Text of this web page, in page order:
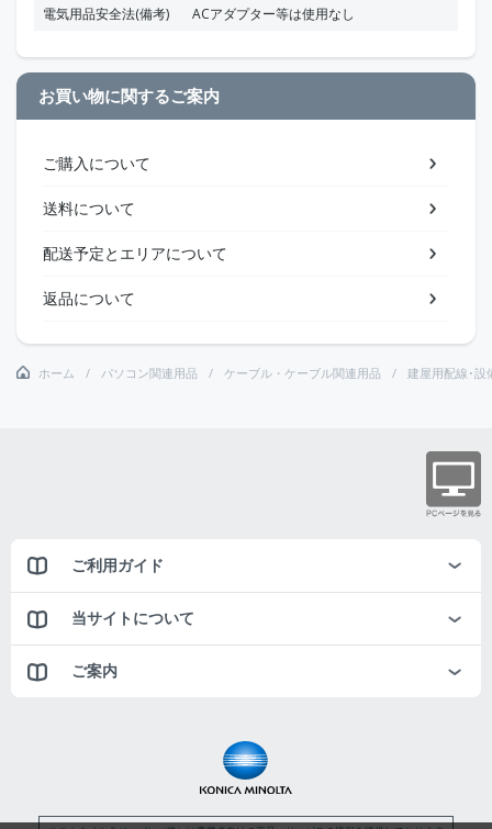
電気用品安全法(備考) ACアダプター等は使用なし
お買い物に関するご案内
ご購入について
送料について
配送予定とエリアについて
返品について
ホーム パソコン関連用品 ケーブル・ケーブル関連用品 建屋用配線･設
ご利用ガイド
当サイトについて
ご案内